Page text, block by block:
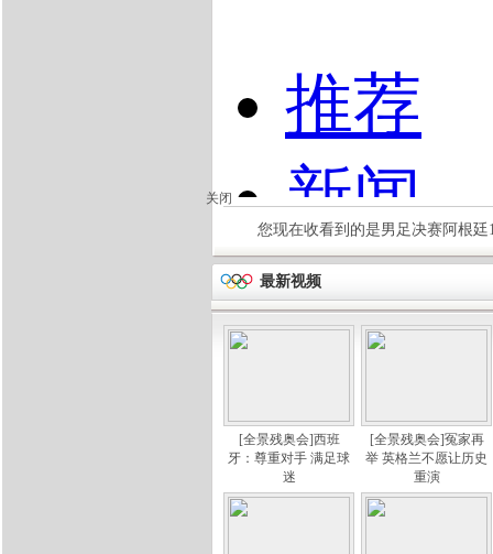
关闭
您现在收看到的是男足决赛阿根廷
最新视频
[全景残奥会]西班
牙：尊重对手 满足球
迷
[全景残奥会]冤家再
举 英格兰不愿让历史
重演